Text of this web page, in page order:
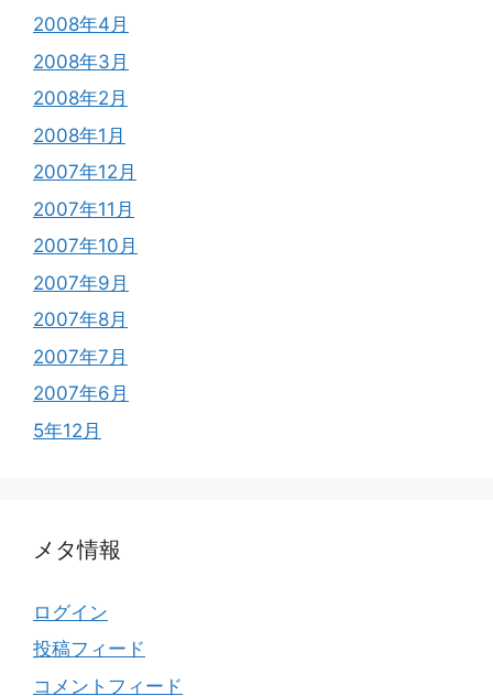
2008年4月
2008年3月
2008年2月
2008年1月
2007年12月
2007年11月
2007年10月
2007年9月
2007年8月
2007年7月
2007年6月
5年12月
メタ情報
ログイン
投稿フィード
コメントフィード